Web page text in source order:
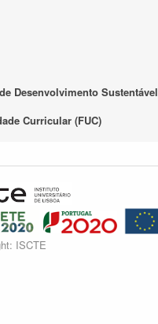
Desenvolvimento Sustentável
Curricular (FUC)
ISCTE